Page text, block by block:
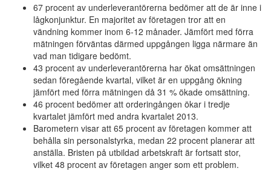
67 procent av underleverantörerna bedömer att de är inne i
lågkonjunktur. En majoritet av företagen tror att en
vändning kommer inom 6‐12 månader. Jämfört med förra
mätningen förväntas därmed uppgången ligga närmare än
vad man tidigare bedömt.
43 procent av underleverantörerna har ökat omsättningen
sedan föregående kvartal, vilket är en uppgång ökning
jämfört med förra mätningen då 31 % ökade omsättning.
46 procent bedömer att orderingången ökar i tredje
kvartalet jämfört med andra kvartalet 2013.
Barometern visar att 65 procent av företagen kommer att
behålla sin personalstyrka, medan 22 procent planerar att
anställa. Bristen på utbildad arbetskraft är fortsatt stor,
vilket 48 procent av företagen anger som ett problem.